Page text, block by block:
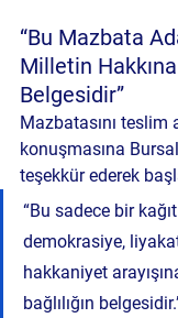
“Bu Mazbata
Milletin
Belgesidir”
Mazbatasını
konuşmasına
teşekkür ederek
“Bu sadece bir
demokrasiye,
hakkaniyet
bağlılığın